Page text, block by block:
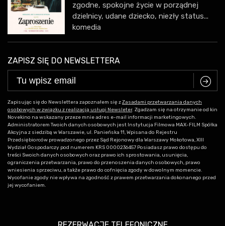
zgodne, spokojne życie w porządnej
dzielnicy, udane dziecko, niezły status...
komedia
ZAPISZ SIĘ DO NEWSLETTERA
C
Zapisując się do Newslettera zapoznałem się zZasadami przetwarzania danych
osobowych w związku z realizacją usługi Newsleter. Zgadzam się na otrzymanie od kin
Novekino na wskazany przeze mnie adres e-mail informacji marketingowych.
Administratorem Twoich danych osobowych jest Instytucja Filmowa MAX-FILM Spółka
Akcyjna z siedzibą w Warszawie, ul. Panieńska 11, Wpisana do Rejestru
Przedsiębiorców prowadzonego przez Sąd Rejonowy dla Warszawy Mokotowa, XIII
Wydział Gospodarczy pod numerem KRS 0000236457 Posiadasz prawo dostępu do
treści Swoich danych osobowych oraz prawo ich sprostowania, usunięcia,
ograniczenia przetwarzania, prawo do przenoszenia danych osobowych, prawo
wniesienia sprzeciwu, a także prawo do cofnięcia zgody w dowolnym momencie.
Wycofanie zgody nie wpływa na zgodność z prawem przetwarzania dokonanego przed
jej wycofaniem.